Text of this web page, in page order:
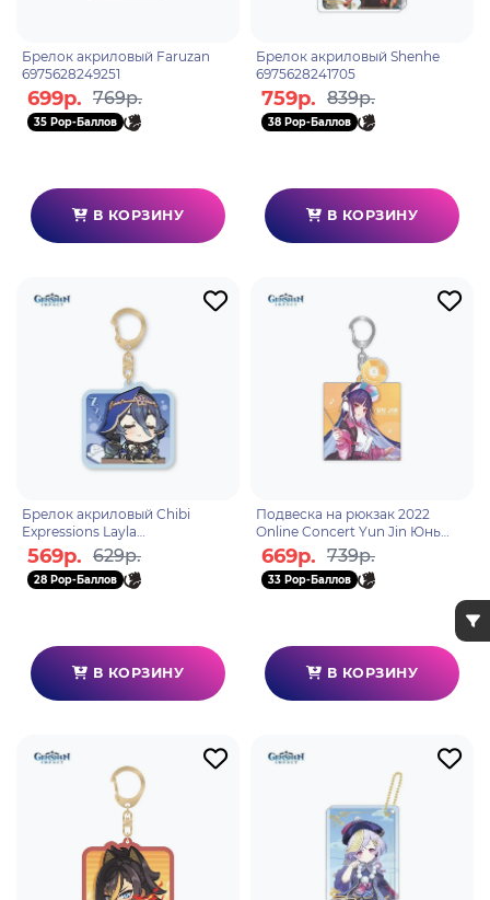
Брелок акриловый Faruzan
6975628249251
699р. 769р.
35 Pop-Баллов
В КОРЗИНУ
Брелок акриловый Shenhe
6975628241705
759р. 839р.
38 Pop-Баллов
В КОРЗИНУ
Брелок акриловый Chibi
Expressions Layla
6975628248339
569р. 629р.
28 Pop-Баллов
В КОРЗИНУ
Подвеска на рюкзак 2022
Online Concert Yun Jin Юнь
Цзинь 6975628240296
669р. 739р.
33 Pop-Баллов
В КОРЗИНУ